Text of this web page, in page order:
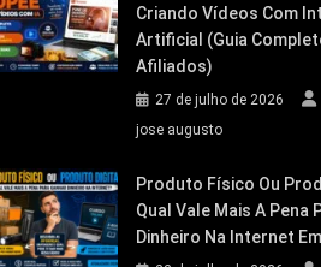
Criando Vídeos Com
Artificial (Guia
Afiliados)
27 de julho de 2026
jose augusto
Produto Físico Ou
Qual Vale Mais A Pena
Dinheiro Na Internet